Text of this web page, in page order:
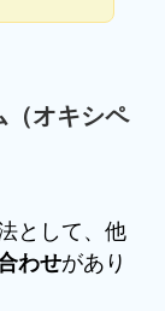
オキシペ
として、他
わせがあり